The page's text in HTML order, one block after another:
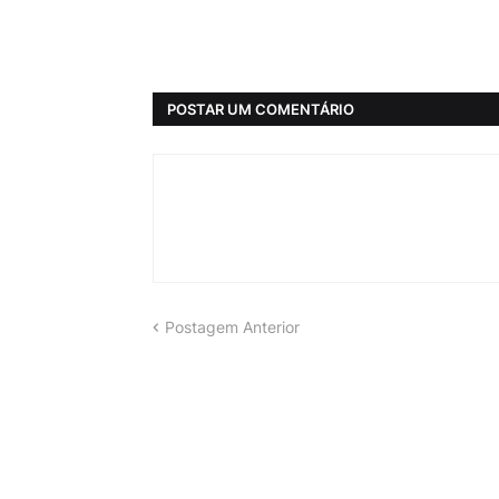
POSTAR UM COMENTÁRIO
Postagem Anterior